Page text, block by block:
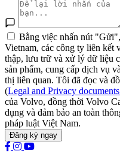
Bằng việc nhấn nút
Vietnam, các công ty liên kết
thập, lưu trữ và xử lý dữ liệu
sản phẩm, cung cấp dịch vụ
thị liên quan. Tôi đã đọc và
(Legal and Privacy
của Volvo, đồng thời Volvo
dụng và đảm bảo an toàn
pháp luật Việt Nam.
Đăng ký ngay